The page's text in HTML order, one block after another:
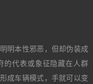
明本性邪恶，但却伪装成
的代表或象征隐藏在人群
成车辆模式，手就可以变